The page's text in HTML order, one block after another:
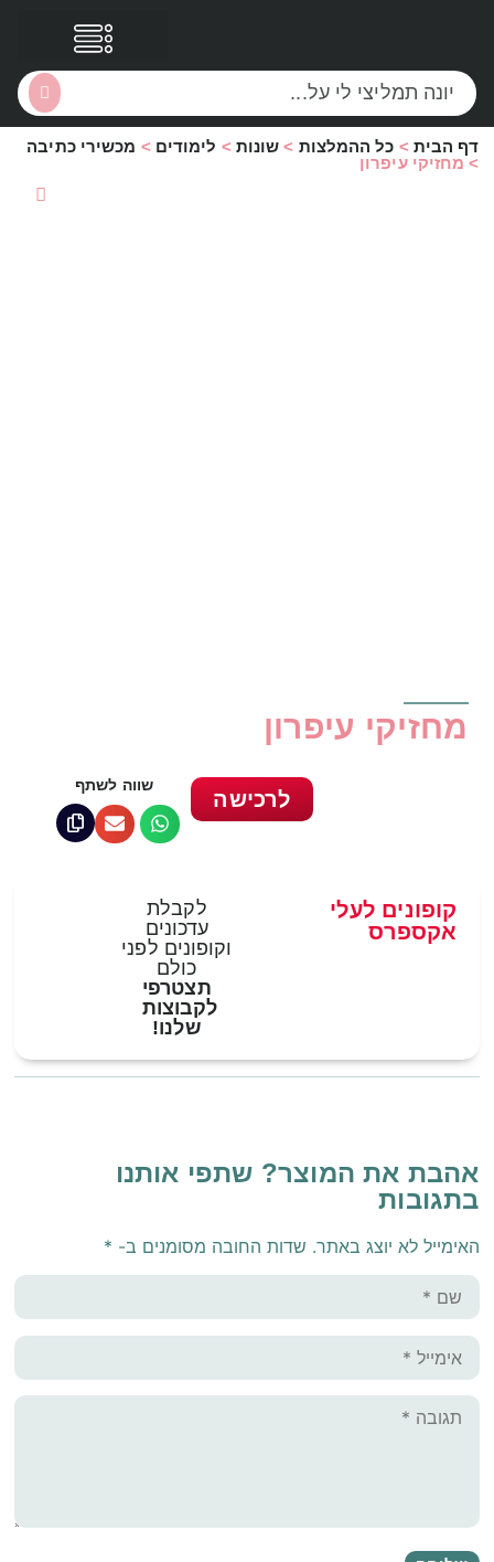
דף הבית > כל ההמלצות > שונות > לימודים > מכשירי כתיבה
> מחזיקי עיפרון
מחזיקי עיפרון
שווה לשתף
לרכישה
לקבלת
עדכונים
וקופונים לפני
כולם
תצטרפי
לקבוצות
שלנו!
קופונים לעלי
אקספרס
אהבת את המוצר? שתפי אותנו
בתגובות
האימייל לא יוצג באתר. שדות החובה מסומנים ב- *